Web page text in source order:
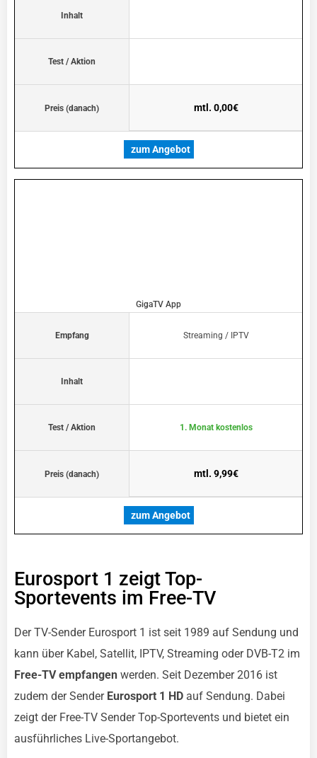
Inhalt
Test / Aktion
Preis (danach) mtl. 0,00€
zum Angebot
GigaTV App
Empfang
Inhalt
Test / Aktion
Preis (danach)
Streaming / IPTV
1. Monat kostenlos
mtl. 9,99€
zum Angebot
Eurosport 1 zeigt Top-
Sportevents im Free-TV
Der TV-Sender Eurosport 1 ist seit 1989 auf Sendung und
kann über Kabel, Satellit, IPTV, Streaming oder DVB-T2 im
Free-TV empfangen werden. Seit Dezember 2016 ist
zudem der Sender Eurosport 1 HD auf Sendung. Dabei
zeigt der Free-TV Sender Top-Sportevents und bietet ein
ausführliches Live-Sportangebot.